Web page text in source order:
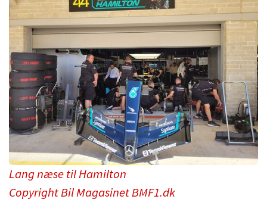
Lang næse til Hamilton
Copyright Bil Magasinet BMF1.dk